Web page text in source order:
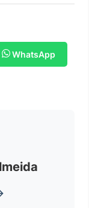
WhatsApp